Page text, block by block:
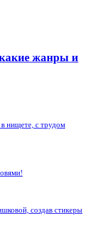
жанры и
нищете, с трудом
создав стикеры